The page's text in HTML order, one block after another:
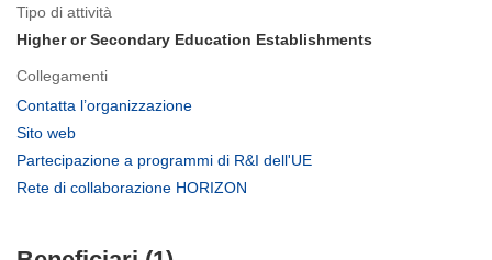
Tipo di attività
Higher or Secondary Education Establishments
Collegamenti
Contatta l’organizzazione
nuova
Sito web
apre
finestra)
Partecipazione a programmi di R&I dell'UE
Rete di collaborazione HORIZON